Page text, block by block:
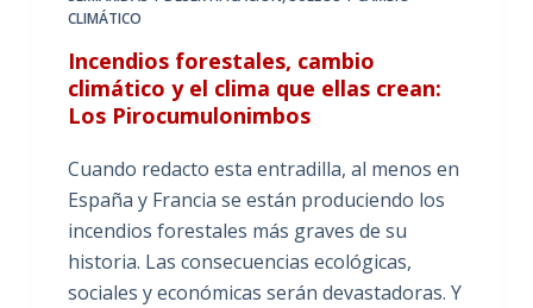
CLIMÁTICO
Incendios forestales, cambio
climático y el clima que ellas crean:
Los Pirocumulonimbos
Cuando redacto esta entradilla, al menos en
España y Francia se están produciendo los
incendios forestales más graves de su
historia. Las consecuencias ecológicas,
sociales y económicas serán devastadoras. Y